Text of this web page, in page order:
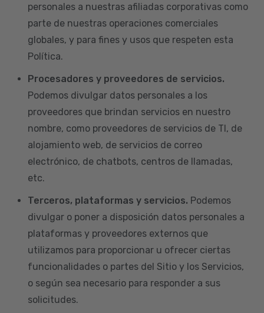
personales a nuestras afiliadas corporativas como
parte de nuestras operaciones comerciales
globales, y para fines y usos que respeten esta
Política.
Procesadores y proveedores de servicios.
Podemos divulgar datos personales a los
proveedores que brindan servicios en nuestro
nombre, como proveedores de servicios de TI, de
alojamiento web, de servicios de correo
electrónico, de chatbots, centros de llamadas,
etc.
Terceros, plataformas y servicios. Podemos
divulgar o poner a disposición datos personales a
plataformas y proveedores externos que
utilizamos para proporcionar u ofrecer ciertas
funcionalidades o partes del Sitio y los Servicios,
o según sea necesario para responder a sus
solicitudes.